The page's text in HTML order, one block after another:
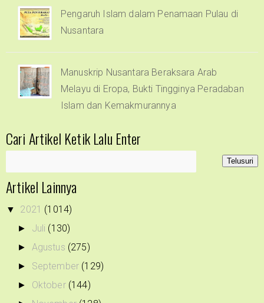
Pengaruh Islam dalam Penamaan Pulau di
Nusantara
Manuskrip Nusantara Beraksara Arab
Melayu di Eropa, Bukti Tingginya Peradaban
Islam dan Kemakmurannya
Cari Artikel Ketik Lalu Enter
Artikel Lainnya
▼ 2021 (1014)
► Juli (130)
► Agustus (275)
► September (129)
► Oktober (144)